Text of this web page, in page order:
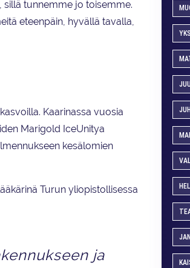
sillä tunnemme jo toisemme.
eteenpäin, hyvällä tavalla,
Kaarinassa vuosia
Marigold IceUnitya
kesälomien
Turun yliopistollisessa
ja